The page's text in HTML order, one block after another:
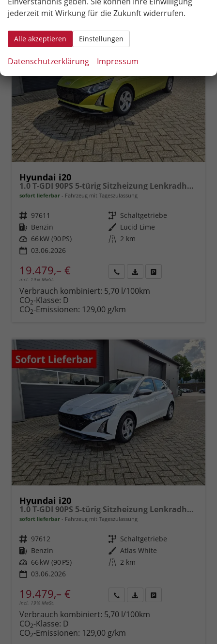
Hyundai i20
1.0 T-GDI 90PS 5-türig Sitzheizung Lenkradheizung Rückf.Kamera PDC Klima Apple CarPlay Android Auto Tempomat Touchscreen
sofort lieferbar Fahrzeug mit Tageszulassung
Fahrzeugnr. 97611 Getriebe Schaltgetriebe
Kraftstoff Benzin Außenfarbe Lucid Lime
Leistung 66 kW (90 PS) Kilometerstand 2 km
03.06.2026
19.479,– €
incl. 19% MwSt.
anfordern
Datei,
Verbrauch kombiniert: 5,70 l/100km
CO2-Klasse: D
CO2-Emissionen: 129,00 g/km
Hyundai i20
1.0 T-GDI 90PS 5-türig Sitzheizung Lenkradheizung Rückf.Kamera PDC Klima Apple CarPlay Android Auto Tempomat Touchscreen
sofort lieferbar Fahrzeug mit Tageszulassung
Fahrzeugnr. 97612 Getriebe Schaltgetriebe
Kraftstoff Benzin Außenfarbe Atlas White
Leistung 66 kW (90 PS) Kilometerstand 2 km
03.06.2026
19.479,– €
incl. 19% MwSt.
anfordern
Datei,
Verbrauch kombiniert: 5,70 l/100km
CO2-Klasse: D
CO2-Emissionen: 129,00 g/km
jederzeit mit Wirkung für die Zukunft widerrufen.
Alle akzeptieren Einstellungen
Datenschutzerklärung Impressum